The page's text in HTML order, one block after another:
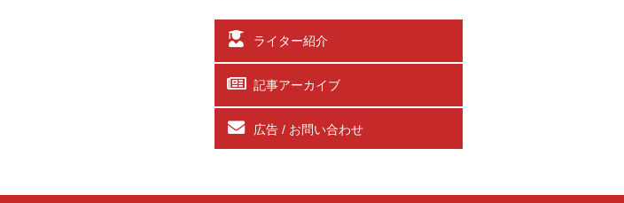
ライター紹介
記事アーカイブ
広告 / お問い合わせ